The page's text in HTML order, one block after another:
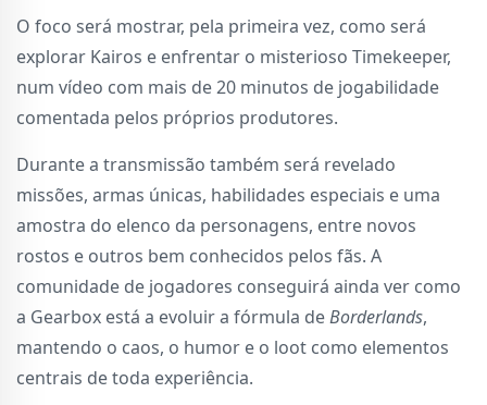
O foco será mostrar, pela primeira vez, como será
explorar Kairos e enfrentar o misterioso Timekeeper,
num vídeo com mais de 20 minutos de jogabilidade
comentada pelos próprios produtores.
Durante a transmissão também será revelado
missões, armas únicas, habilidades especiais e uma
amostra do elenco da personagens, entre novos
rostos e outros bem conhecidos pelos fãs. A
comunidade de jogadores conseguirá ainda ver como
a Gearbox está a evoluir a fórmula deBorderlands,
mantendo o caos, o humor e o loot como elementos
centrais de toda experiência.